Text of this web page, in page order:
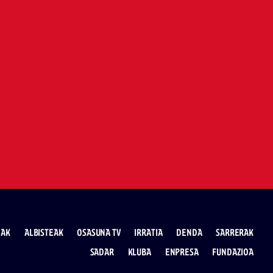
ALBISTEAK OSASUNA TV IRRATIA DENDA
SARRERAK
SADAR
KLUBA ENPRESA FUNDAZIOA